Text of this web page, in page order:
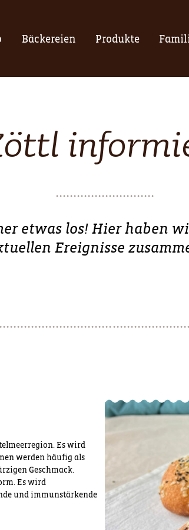
Bäckereien Produkte
etwas los! Hier haben
Ereignisse
Es wird
werden häufig als
Geschmack.
Es wird
und immunstärkende